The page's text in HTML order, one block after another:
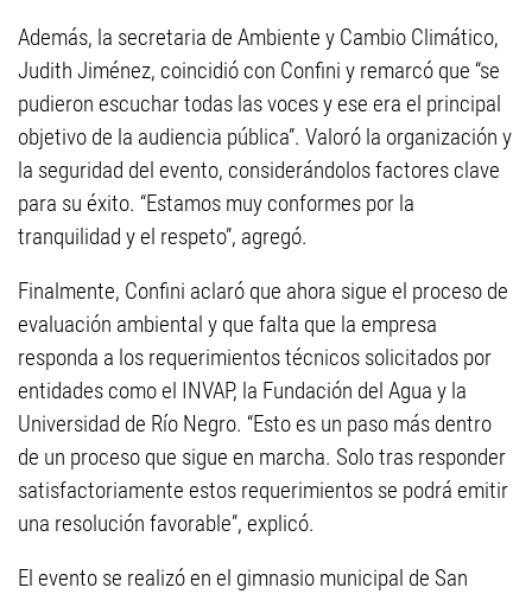
Además, la secretaria de Ambiente y Cambio Climático,
Judith Jiménez, coincidió con Confini y remarcó que “se
pudieron escuchar todas las voces y ese era el principal
objetivo de la audiencia pública”. Valoró la organización y
la seguridad del evento, considerándolos factores clave
para su éxito. “Estamos muy conformes por la
tranquilidad y el respeto”, agregó.
Finalmente, Confini aclaró que ahora sigue el proceso de
evaluación ambiental y que falta que la empresa
responda a los requerimientos técnicos solicitados por
entidades como el INVAP, la Fundación del Agua y la
Universidad de Río Negro. “Esto es un paso más dentro
de un proceso que sigue en marcha. Solo tras responder
satisfactoriamente estos requerimientos se podrá emitir
una resolución favorable”, explicó.
El evento se realizó en el gimnasio municipal de San